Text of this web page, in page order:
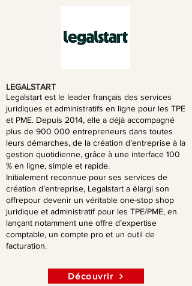
LEGALSTART
Legalstart est le leader français des services
juridiques et administratifs en ligne pour les TPE
et PME. Depuis 2014, elle a déjà accompagné
plus de 900 000 entrepreneurs dans toutes
leurs démarches, de la création d’entreprise à la
gestion quotidienne, grâce à une interface 100
% en ligne, simple et rapide.
Initialement reconnue pour ses services de
création d’entreprise, Legalstart a élargi son
offrepour devenir un véritable one-stop shop
juridique et administratif pour les TPE/PME, en
lançant notamment une offre d’expertise
comptable, un compte pro et un outil de
facturation.
Découvrir